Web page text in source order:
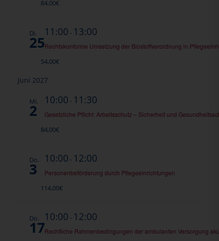
84,00€
Di.
25
11:00 - 13:00
Rechtskonforme Umsetzung der Biostoffverordnung in
54,00€
Juni 2027
Mi.
2
10:00 - 11:30
Gesetzliche Pflicht: Arbeitsschutz – Sicherheit und
84,00€
Do.
3
10:00 - 12:00
Personenbeförderung durch Pflegeeinrichtungen
114,00€
Do.
17
10:00 - 12:00
Rechtliche Rahmenbedingungen der ambulanten Versorgung